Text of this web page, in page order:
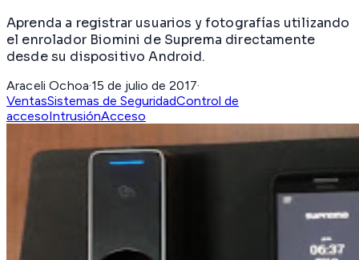
Aprenda a registrar usuarios y fotografías utilizando
el enrolador Biomini de Suprema directamente
desde su dispositivo Android.
Araceli Ochoa·15 de julio de 2017·
VentasSistemas de SeguridadControl de
accesoIntrusiónAcceso